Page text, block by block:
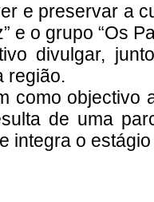
e preservar a
e o grupo “Os
divulgar,
região.
como objectivo
de uma
integra o